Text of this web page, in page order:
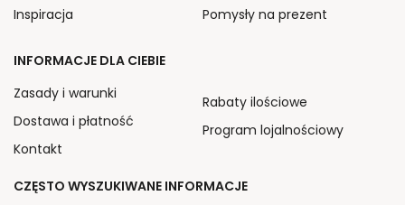
Inspiracja
Pomysły na prezent
INFORMACJE DLA CIEBIE
Zasady i warunki
Dostawa i płatność
Kontakt
Rabaty ilościowe
Program lojalnościowy
CZĘSTO WYSZUKIWANE INFORMACJE